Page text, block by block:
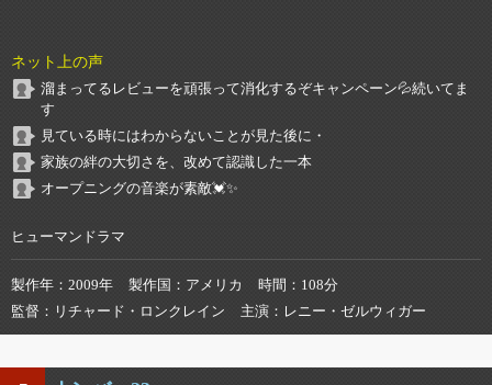
ネット上の声
溜まってるレビューを頑張って消化するぞキャンペーン💦続いてま
す
見ている時にはわからないことが見た後に・
家族の絆の大切さを、改めて認識した一本
オープニングの音楽が素敵💓✨
ヒューマンドラマ
製作年 2009年 製作国 アメリカ 時間
108分
監督
リチャード・ロンクレイン 主演 レニー・ゼルウィガー